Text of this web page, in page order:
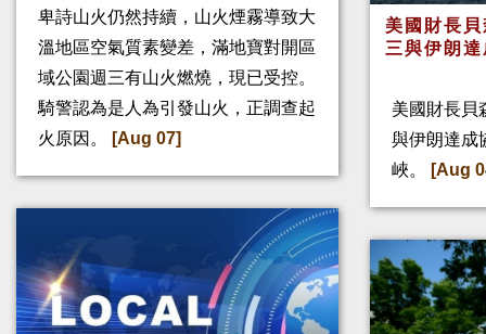
卑詩山火仍然持續，山火煙霧導致大
溫地區空氣質素變差，滿地寶對開區
域公園週三有山火燃燒，現已受控。
騎警認為是人為引發山火，正調查起
火原因。
[Aug 07]
美國財長
三與伊朗
美國財長貝
與伊朗達成
峽。
[Aug